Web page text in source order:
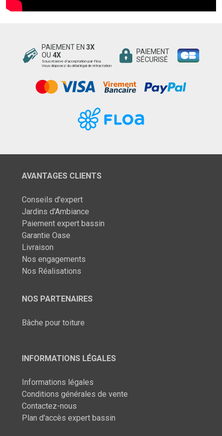
PAIEMENT EN 3X
OU 4X
Sous réserve d’acceptation par Floa.
Vous disposez du délai légal de rétractation
PAIEMENT
SÉCURISÉ
AVANTAGES CLIENTS
Conseils d'expert
Jardins d'Ambiance
Paiement expert bassin
Garantie Oase
Livraison
Nos engagements
Nos Réalisations
NOS PARTENAIRES
Bâche pour toiture
INFORMATIONS LÉGALES
Informations légales
Conditions générales de vente
Contactez-nous
Plan d'accès expert bassin